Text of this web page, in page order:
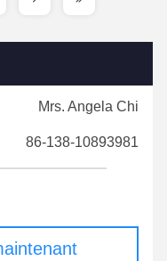
Mrs. Angela Chi
86-138-10893981